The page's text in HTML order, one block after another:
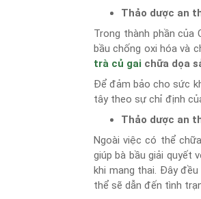
Thảo dược an
Trong thành phần
bầu chống oxi hóa và
trà củ gai chữa dọa
Để đảm bảo cho sức
tây theo sự chỉ định
Thảo dược an
Ngoài việc có thể
giúp bà bầu giải quyết
khi mang thai. Đây
thể sẽ dẫn đến tình